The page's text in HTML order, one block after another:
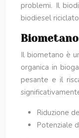
problemi. Il
biodiesel
Il biometano è
organica in
pesante e il
Riduzione
Potenziale